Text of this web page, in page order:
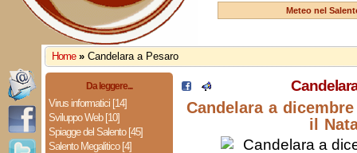
Meteo nel
Home » Candelara a Pesaro
Da leggere...
Virus informatici [14]
Sviluppo Web [10]
Spiagge del Salento [45]
Salento Megalitico [4]
Candelara a
il